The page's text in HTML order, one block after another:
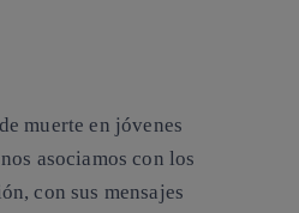
muerte en jóvenes
asociamos con los
con sus mensajes